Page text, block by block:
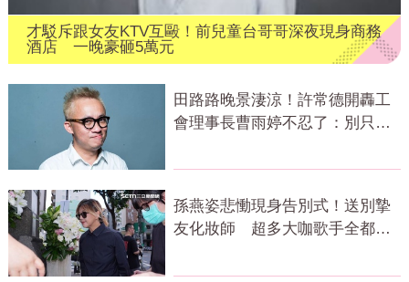
才駁斥跟女友KTV互毆！前兒童台哥哥深夜現身商務
酒店 一晚豪砸5萬元
田路路晚景淒涼！許常德開轟工
會理事長曹雨婷不忍了：別只包
孫燕姿悲慟現身告別式！送別摯
友化妝師 超多大咖歌手全都來